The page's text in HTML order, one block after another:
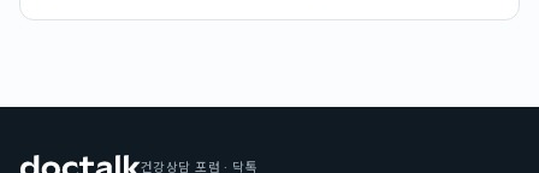
건강상담 포럼 · 닥톡